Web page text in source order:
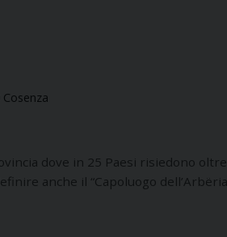
dove in 25 Paesi risiedono
anche il “Capoluogo